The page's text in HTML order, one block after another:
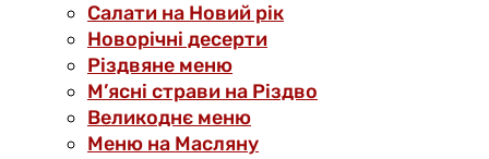
Салати на Новий рік
Новорічні десерти
Різдвяне меню
М’ясні страви на Різдво
Великоднє меню
Меню на Масляну